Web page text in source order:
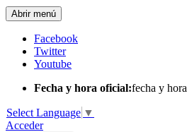
Abrir menú
Facebook
Twitter
Youtube
Fecha y hora oficial:fecha y hora
Select Language ▼
Acceder